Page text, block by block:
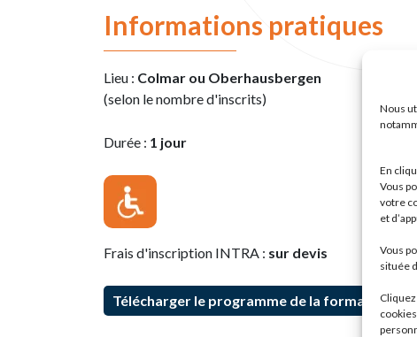
Nous
En
Vous
votre
et
Vous
située
Informations pratiques
Lieu : Colmar ou Oberhausbergen
(selon le nombre d'inscrits)
Durée : 1 jour
Frais d'inscription INTRA : sur devis
Télécharger le programme de la formation